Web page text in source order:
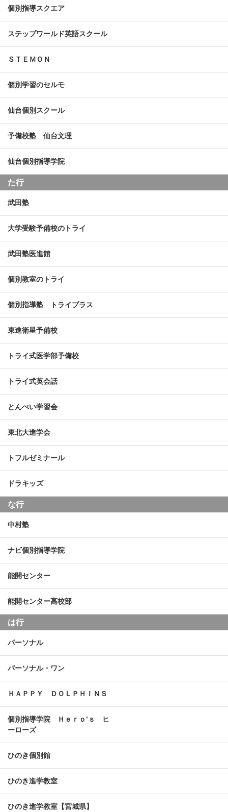
個別指導スクエア
ステップワールド英語スクール
ＳＴＥＭＯＮ
個別学習のセルモ
仙台個別スクール
予備校塾 仙台文理
仙台個別指導学院
た行
武田塾
大学受験予備校のトライ
武田塾医進館
個別教室のトライ
個別指導塾 トライプラス
東進衛星予備校
トライ式医学部予備校
トライ式英会話
とんぺい学習会
東北大進学会
トフルゼミナール
ドラキッズ
な行
中村塾
ナビ個別指導学院
能開センター
能開センター高校部
は行
パーソナル
パーソナル・ワン
ＨＡＰＰＹ ＤＯＬＰＨＩＮＳ
個別指導学院 Ｈｅｒｏ’ｓ ヒ
ーローズ
ひのき個別館
ひのき進学教室
ひのき進学教室【宮城県】